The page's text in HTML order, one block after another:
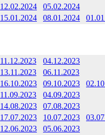
12.02.2024
05.02.2024
15.01.2024 08.01.2024
11.12.2023
04.12.2023
13.11.2023
06.11.2023
16.10.2023 09.10.2023
11.09.2023
04.09.2023
14.08.2023
07.08.2023
17.07.2023 10.07.2023
12.06.2023
05.06.2023